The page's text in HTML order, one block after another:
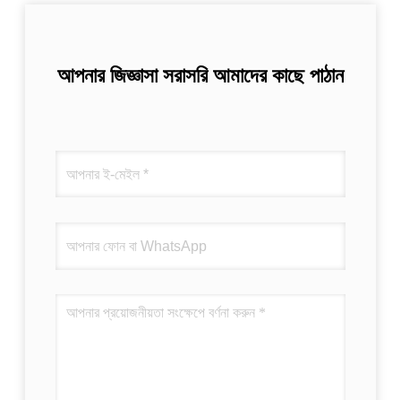
আপনার জিজ্ঞাসা সরাসরি আমাদের কাছে পাঠান